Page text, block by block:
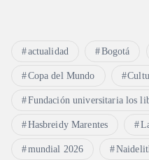
actualidad Bogotá
Copa del Mundo
Fundación universitaria los
Hasbreidy Marentes
mundial 2026